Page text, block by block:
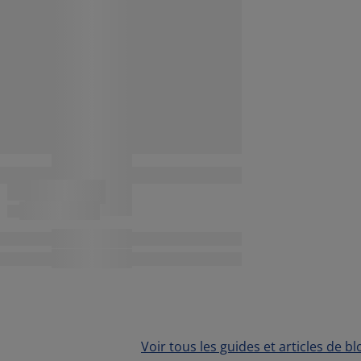
Voir tous les guides et articles de